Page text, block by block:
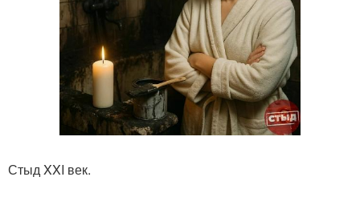
Стыд XXI век.